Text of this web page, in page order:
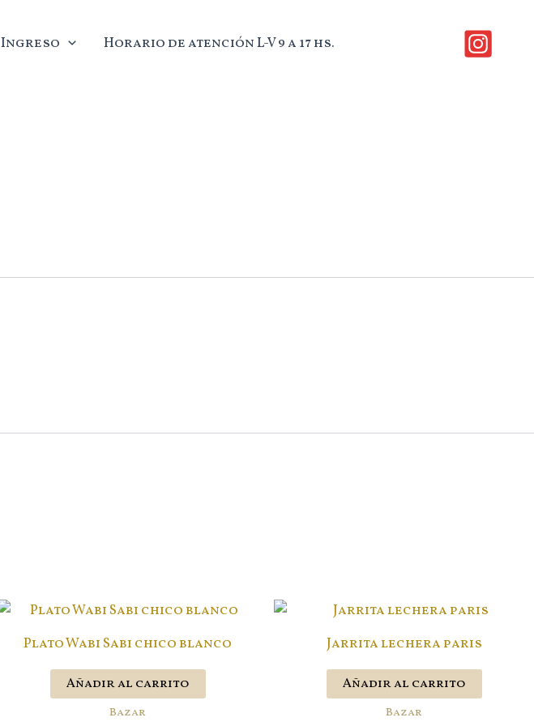
Ingreso Horario de atención L-V 9 a 17 hs.
Plato Wabi Sabi chico blanco
Añadir al carrito
Bazar
Jarrita lechera paris
Añadir al carrito
Bazar